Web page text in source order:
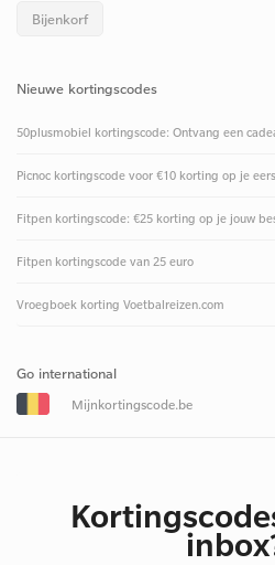
Bijenkorf
Nieuwe kortingscodes
50plusmobiel kortingscode: Ontvang een
Picnoc kortingscode voor €10 korting op je
Fitpen kortingscode: €25 korting op je jouw
Fitpen kortingscode van 25 euro
Vroegboek korting Voetbalreizen.com
Go international
Mijnkortingscode.be